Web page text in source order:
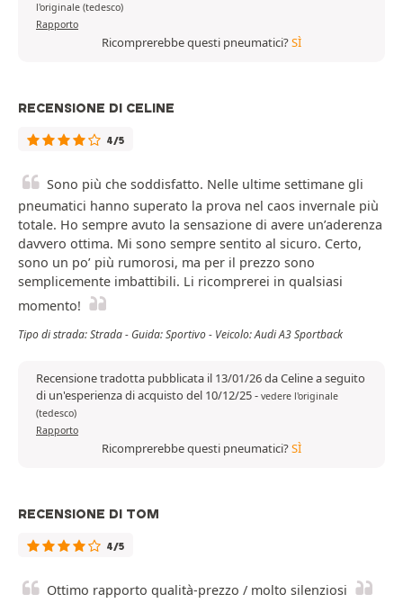
l'originale (tedesco)
Rapporto
Ricomprerebbe questi pneumatici?SÌ
RECENSIONE DI CELINE
4/5
Sono più che soddisfatto. Nelle ultime settimane gli
pneumatici hanno superato la prova nel caos invernale più
totale. Ho sempre avuto la sensazione di avere un’aderenza
davvero ottima. Mi sono sempre sentito al sicuro. Certo,
sono un po’ più rumorosi, ma per il prezzo sono
semplicemente imbattibili. Li ricomprerei in qualsiasi
momento!
Tipo di strada: Strada - Guida: Sportivo - Veicolo: Audi A3 Sportback
Recensione tradotta pubblicata il 13/01/26 da Celine a seguito
di un'esperienza di acquisto del 10/12/25- vedere l'originale
(tedesco)
Rapporto
Ricomprerebbe questi pneumatici?SÌ
RECENSIONE DI TOM
4/5
Ottimo rapporto qualità-prezzo / molto silenziosi